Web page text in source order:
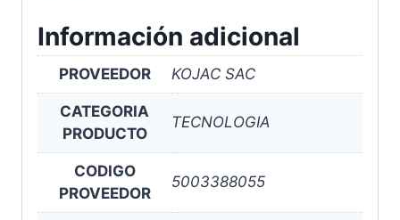
Información adicional
PROVEEDOR KOJAC SAC
CATEGORIA
PRODUCTO
TECNOLOGIA
CODIGO
PROVEEDOR
5003388055